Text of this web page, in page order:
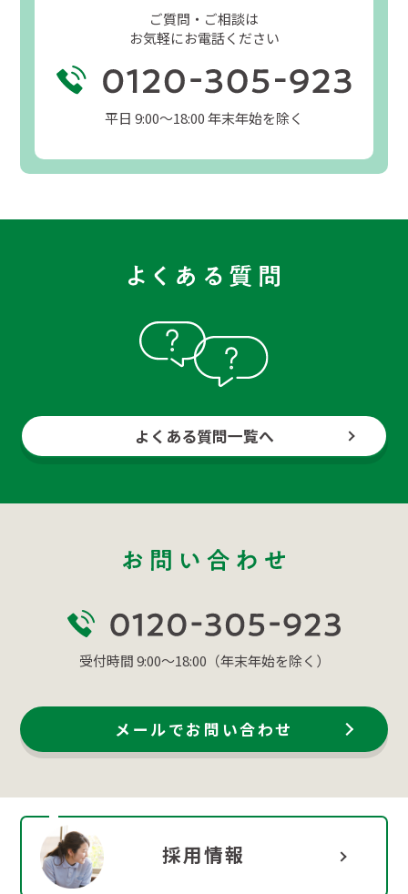
ご質問・ご相談は
お気軽にお電話ください
平日 9:00〜18:00 年末年始を除く
よくある質問一覧へ
受付時間 9:00～18:00（年末年始を除く）
メールでお問い合わせ
採用情報